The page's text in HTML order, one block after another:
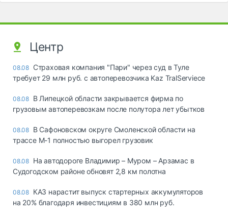
Центр
08.08 Страховая компания "Пари" через суд в Туле
требует 29 млн руб. с автоперевозчика Kaz TralServiece
08.08 В Липецкой области закрывается фирма по
грузовым автоперевозкам после полутора лет убытков
08.08 В Сафоновском округе Смоленской области на
трассе М-1 полностью выгорел грузовик
08.08 На автодороге Владимир – Муром – Арзамас в
Судогодском районе обновят 2,8 км полотна
08.08 КАЗ нарастит выпуск стартерных аккумуляторов
на 20% благодаря инвестициям в 380 млн руб.